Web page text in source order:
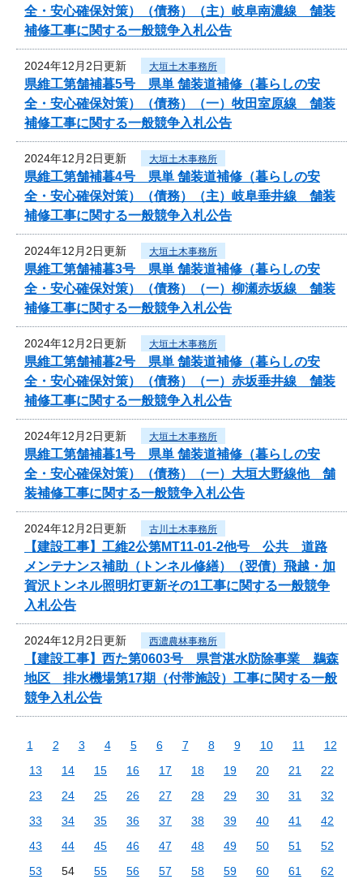
全・安心確保対策）（債務）（主）岐阜南濃線 舗装
補修工事に関する一般競争入札公告
2024年12月2日更新 大垣土木事務所
県維工第舗補暮5号 県単 舗装道補修（暮らしの安
全・安心確保対策）（債務）（一）牧田室原線 舗装
補修工事に関する一般競争入札公告
2024年12月2日更新 大垣土木事務所
県維工第舗補暮4号 県単 舗装道補修（暮らしの安
全・安心確保対策）（債務）（主）岐阜垂井線 舗装
補修工事に関する一般競争入札公告
2024年12月2日更新 大垣土木事務所
県維工第舗補暮3号 県単 舗装道補修（暮らしの安
全・安心確保対策）（債務）（一）柳瀬赤坂線 舗装
補修工事に関する一般競争入札公告
2024年12月2日更新 大垣土木事務所
県維工第舗補暮2号 県単 舗装道補修（暮らしの安
全・安心確保対策）（債務）（一）赤坂垂井線 舗装
補修工事に関する一般競争入札公告
2024年12月2日更新 大垣土木事務所
県維工第舗補暮1号 県単 舗装道補修（暮らしの安
全・安心確保対策）（債務）（一）大垣大野線他 舗
装補修工事に関する一般競争入札公告
2024年12月2日更新 古川土木事務所
【建設工事】工維2公第MT11-01-2他号 公共 道路
メンテナンス補助（トンネル修繕）（翌債）飛越・加
賀沢トンネル照明灯更新その1工事に関する一般競争
入札公告
2024年12月2日更新 西濃農林事務所
【建設工事】西た第0603号 県営湛水防除事業 鵜森
地区 排水機場第17期（付帯施設）工事に関する一般
競争入札公告
1 2 3 4 5 6 7 8 9 10 11
12
13
14 15 16 17 18 19 20 21
22
23
24 25 26 27 28 29 30 31
32
33
34 35 36 37 38 39 40 41
42
43
44 45 46 47 48 49 50 51
52
53
54 55 56 57 58 59 60 61
62